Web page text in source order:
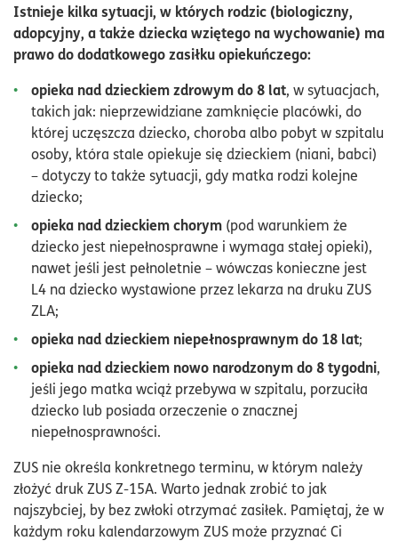
Istnieje kilka sytuacji, w których rodzic (biologiczny,
adopcyjny, a także dziecka wziętego na wychowanie) ma
prawo do dodatkowego zasiłku opiekuńczego:
opieka nad dzieckiem zdrowym do 8 lat, w sytuacjach,
takich jak: nieprzewidziane zamknięcie placówki, do
której uczęszcza dziecko, choroba albo pobyt w szpitalu
osoby, która stale opiekuje się dzieckiem (niani, babci)
– dotyczy to także sytuacji, gdy matka rodzi kolejne
dziecko;
opieka nad dzieckiem chorym (pod warunkiem że
dziecko jest niepełnosprawne i wymaga stałej opieki),
nawet jeśli jest pełnoletnie – wówczas konieczne jest
L4 na dziecko wystawione przez lekarza na druku ZUS
ZLA;
opieka nad dzieckiem niepełnosprawnym do 18 lat;
opieka nad dzieckiem nowo narodzonym do 8 tygodni,
jeśli jego matka wciąż przebywa w szpitalu, porzuciła
dziecko lub posiada orzeczenie o znacznej
niepełnosprawności.
ZUS nie określa konkretnego terminu, w którym należy
złożyć druk ZUS Z-15A. Warto jednak zrobić to jak
najszybciej, by bez zwłoki otrzymać zasiłek. Pamiętaj, że w
każdym roku kalendarzowym ZUS może przyznać Ci